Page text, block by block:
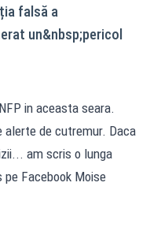
falsă a
un&nbsp;pericol
in aceasta seara.
alerte de cutremur. Daca
am scris o lunga
Facebook Moise